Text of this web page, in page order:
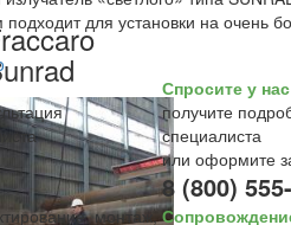
подходит для установки на очень
Спросите у нас
получите
специалиста
или оформите
8 (800)